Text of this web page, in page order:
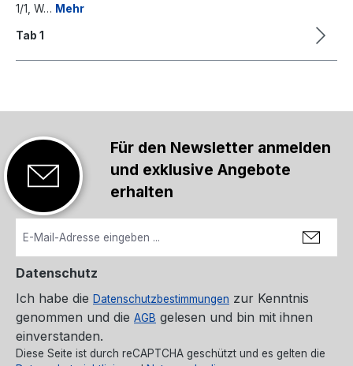
1/1, W… Mehr
Tab 1
Für den Newsletter anmelden
und exklusive Angebote
erhalten
Datenschutz
Ich habe die Datenschutzbestimmungen zur Kenntnis
genommen und die AGB gelesen und bin mit ihnen
einverstanden.
Diese Seite ist durch reCAPTCHA geschützt und es gelten die